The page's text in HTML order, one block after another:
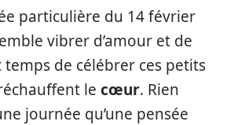
particulière du 14 février
vibrer d’amour et de
temps de célébrer ces petits
le cœur. Rien
journée qu’une pensée